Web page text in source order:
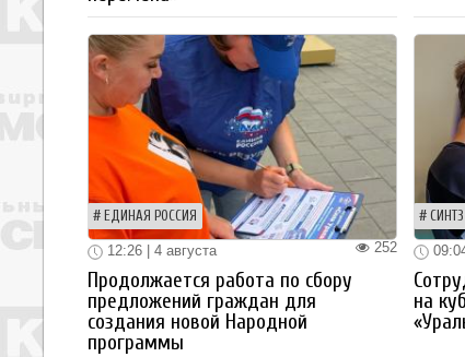
ЕДИНАЯ РОССИЯ
252
12:26 | 4 августа
Продолжается работа по сбору
предложений граждан для
создания новой Народной
программы
СИНТЗ
на